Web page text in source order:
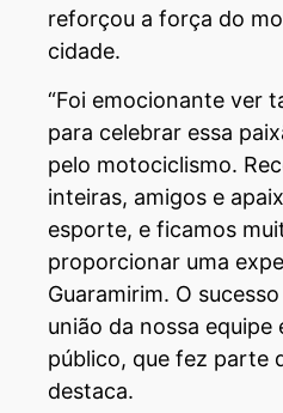
reforçou a força do
cidade.
“Foi emocionante ver
para celebrar essa
pelo motociclismo.
inteiras, amigos e
esporte, e ficamos
proporcionar uma
Guaramirim. O
união da nossa equipe
público, que fez parte
destaca.